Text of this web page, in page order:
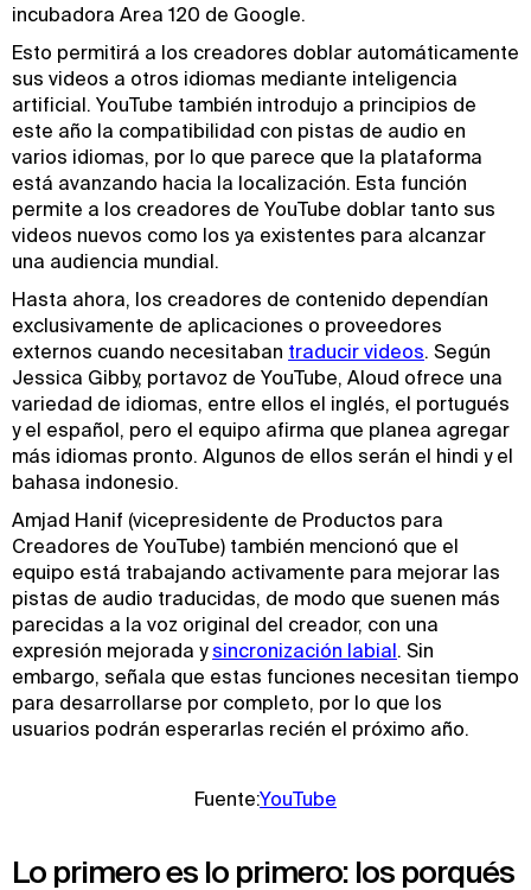
incubadora Area 120 de Google.
Esto permitirá a los creadores doblar automáticamente
sus videos a otros idiomas mediante inteligencia
artificial. YouTube también introdujo a principios de
este año la compatibilidad con pistas de audio en
varios idiomas, por lo que parece que la plataforma
está avanzando hacia la localización. Esta función
permite a los creadores de YouTube doblar tanto sus
videos nuevos como los ya existentes para alcanzar
una audiencia mundial.
Hasta ahora, los creadores de contenido dependían
exclusivamente de aplicaciones o proveedores
externos cuando necesitaban traducir videos. Según
Jessica Gibby, portavoz de YouTube, Aloud ofrece una
variedad de idiomas, entre ellos el inglés, el portugués
y el español, pero el equipo afirma que planea agregar
más idiomas pronto. Algunos de ellos serán el hindi y el
bahasa indonesio.
Amjad Hanif (vicepresidente de Productos para
Creadores de YouTube) también mencionó que el
equipo está trabajando activamente para mejorar las
pistas de audio traducidas, de modo que suenen más
parecidas a la voz original del creador, con una
expresión mejorada y sincronización labial. Sin
embargo, señala que estas funciones necesitan tiempo
para desarrollarse por completo, por lo que los
usuarios podrán esperarlas recién el próximo año.
Fuente:YouTube
Lo primero es lo primero: los porqués